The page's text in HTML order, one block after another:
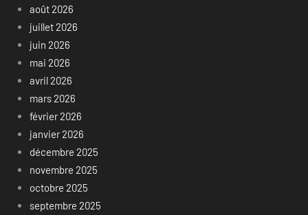
août 2026
juillet 2026
juin 2026
mai 2026
avril 2026
mars 2026
février 2026
janvier 2026
décembre 2025
novembre 2025
octobre 2025
septembre 2025